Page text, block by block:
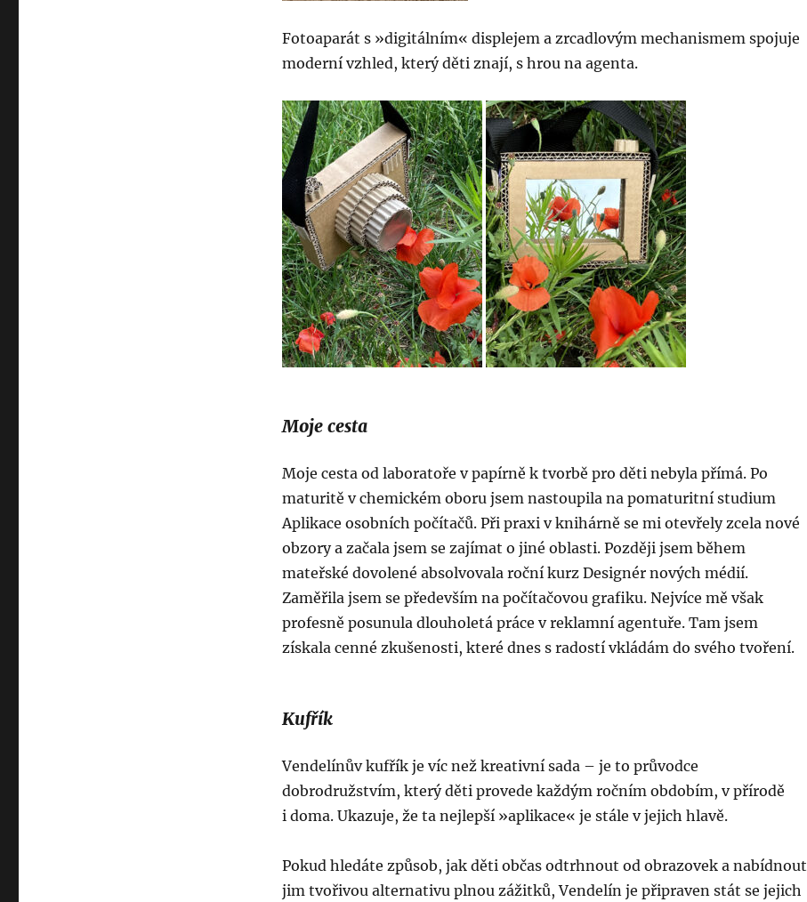
Fotoaparát s »digitálním« displejem a zrcadlovým mechanismem spojuje
moderní vzhled, který děti znají, s hrou na agenta.
Moje cesta
Moje cesta od laboratoře v papírně k tvorbě pro děti nebyla přímá. Po
maturitě v chemickém oboru jsem nastoupila na pomaturitní studium
Aplikace osobních počítačů. Při praxi v knihárně se mi otevřely zcela nové
obzory a začala jsem se zajímat o jiné oblasti. Později jsem během
mateřské dovolené absolvovala roční kurz Designér nových médií.
Zaměřila jsem se především na počítačovou grafiku. Nejvíce mě však
profesně posunula dlouholetá práce v reklamní agentuře. Tam jsem
získala cenné zkušenosti, které dnes s radostí vkládám do svého tvoření.
Kufřík
Vendelínův kufřík je víc než kreativní sada – je to průvodce
dobrodružstvím, který děti provede každým ročním obdobím, v přírodě
i doma. Ukazuje, že ta nejlepší »aplikace« je stále v jejich hlavě.
Pokud hledáte způsob, jak děti občas odtrhnout od obrazovek a nabídnout
jim tvořivou alternativu plnou zážitků, Vendelín je připraven stát se jejich